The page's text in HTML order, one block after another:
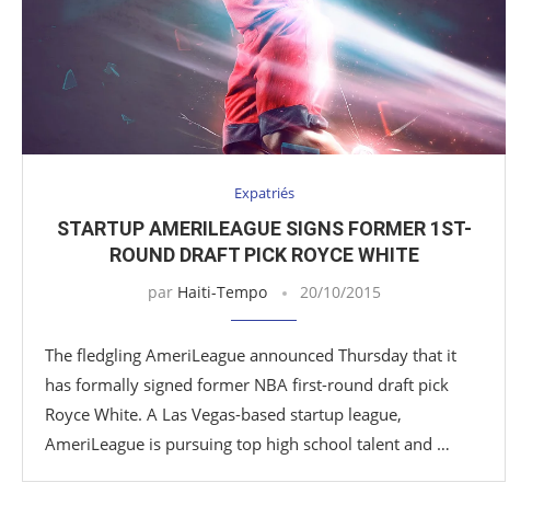
Expatriés
STARTUP AMERILEAGUE SIGNS FORMER 1ST-
ROUND DRAFT PICK ROYCE WHITE
par Haiti-Tempo 20/10/2015
The fledgling AmeriLeague announced Thursday that it
has formally signed former NBA first-round draft pick
Royce White. A Las Vegas-based startup league,
AmeriLeague is pursuing top high school talent and …